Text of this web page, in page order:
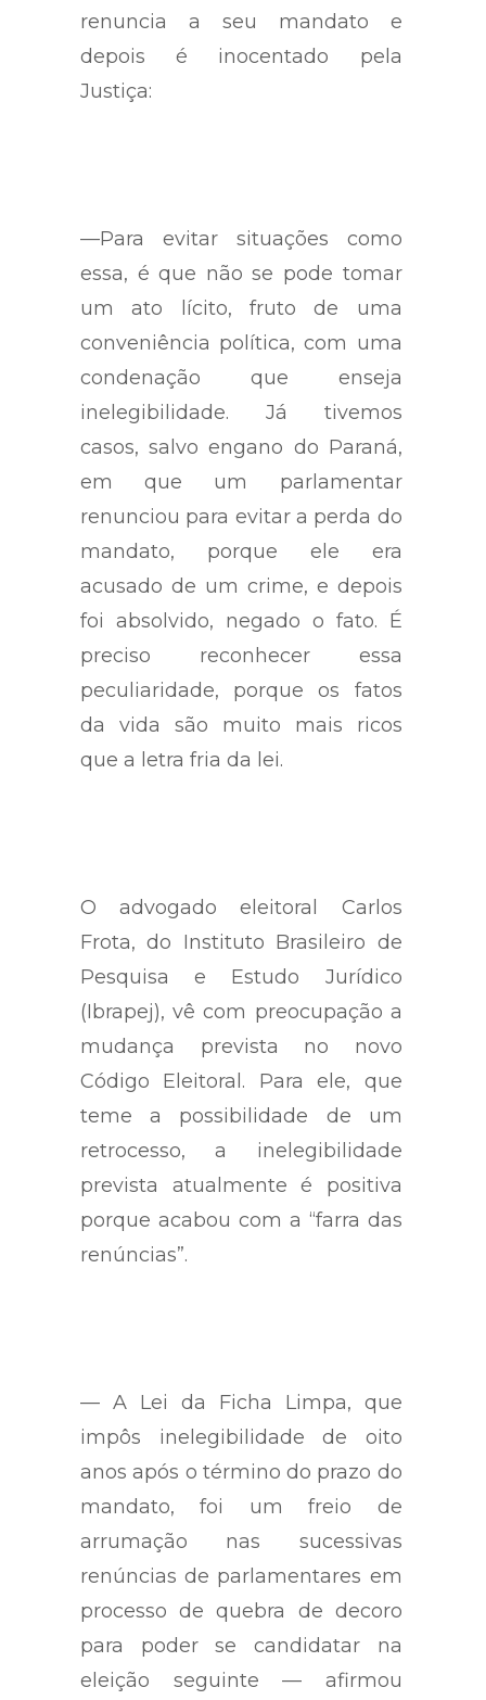
casos em que o investigado
renuncia a seu mandato e
depois é inocentado pela
—Para evitar situações como
essa, é que não se pode tomar
um ato lícito, fruto de uma
conveniência política, com uma
condenação que enseja
inelegibilidade. Já tivemos
casos, salvo engano do Paraná,
em que um parlamentar
renunciou para evitar a perda do
mandato, porque ele era
acusado de um crime, e depois
foi absolvido, negado o fato. É
preciso reconhecer essa
peculiaridade, porque os fatos
da vida são muito mais ricos
O advogado eleitoral Carlos
Frota, do Instituto Brasileiro de
Pesquisa e Estudo Jurídico
(Ibrapej), vê com preocupação a
mudança prevista no novo
Código Eleitoral. Para ele, que
teme a possibilidade de um
retrocesso, a inelegibilidade
prevista atualmente é positiva
porque acabou com a “farra das
— A Lei da Ficha Limpa, que
impôs inelegibilidade de oito
anos após o término do prazo do
mandato, foi um freio de
arrumação nas sucessivas
renúncias de parlamentares em
processo de quebra de decoro
para poder se candidatar na